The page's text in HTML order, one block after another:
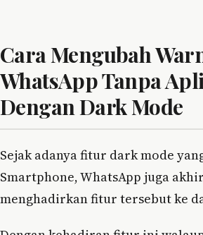
Cara Mengubah
WhatsApp Tanpa
Dengan Dark Mode
Sejak adanya fitur dark mode
Smartphone, WhatsApp juga
menghadirkan fitur tersebut ke